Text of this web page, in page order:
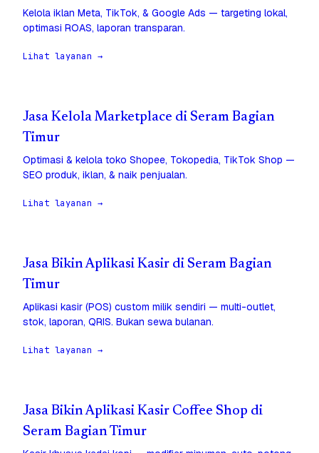
Kelola iklan Meta, TikTok, & Google Ads — targeting lokal,
optimasi ROAS, laporan transparan.
Lihat layanan →
Jasa Kelola Marketplace di Seram Bagian
Timur
Optimasi & kelola toko Shopee, Tokopedia, TikTok Shop —
SEO produk, iklan, & naik penjualan.
Lihat layanan →
Jasa Bikin Aplikasi Kasir di Seram Bagian
Timur
Aplikasi kasir (POS) custom milik sendiri — multi-outlet,
stok, laporan, QRIS. Bukan sewa bulanan.
Lihat layanan →
Jasa Bikin Aplikasi Kasir Coffee Shop di
Seram Bagian Timur